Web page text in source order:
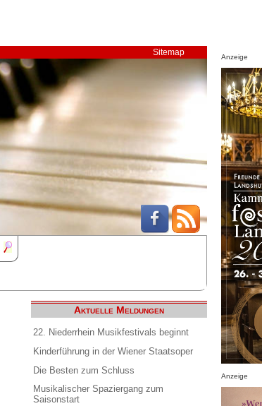
Sitemap
Aktuelle Meldungen
22. Niederrhein Musikfestivals beginnt
Kinderführung in der Wiener Staatsoper
Die Besten zum Schluss
Musikalischer Spaziergang zum
Saisonstart
Anzeige
Anzeige